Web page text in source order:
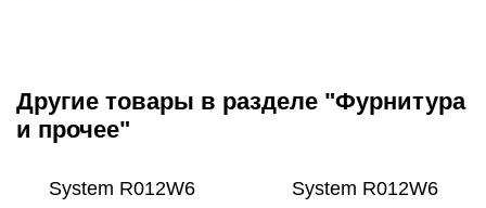
Другие товары в разделе "Фурнитура
и прочее"
System R012W6 System R012W6